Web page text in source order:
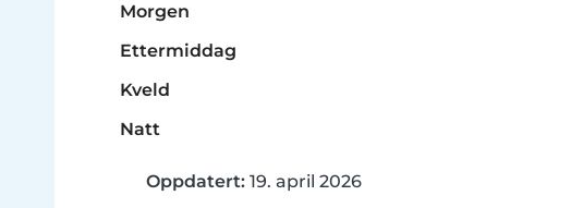
Morgen
Ettermiddag
Kveld
Natt
Oppdatert: 19. april 2026